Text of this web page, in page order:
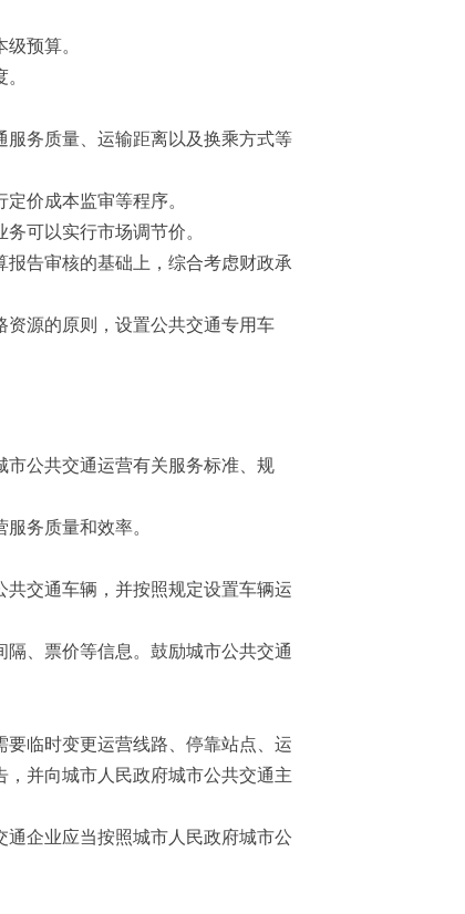
预算。
务质量、运输距离以及换乘方式等
价成本监审等程序。
可以实行市场调节价。
告审核的基础上，综合考虑财政承
源的原则，设置公共交通专用车
公共交通运营有关服务标准、规
务质量和效率。
交通车辆，并按照规定设置车辆运
、票价等信息。鼓励城市公共交通
临时变更运营线路、停靠站点、运
并向城市人民政府城市公共交通主
企业应当按照城市人民政府城市公